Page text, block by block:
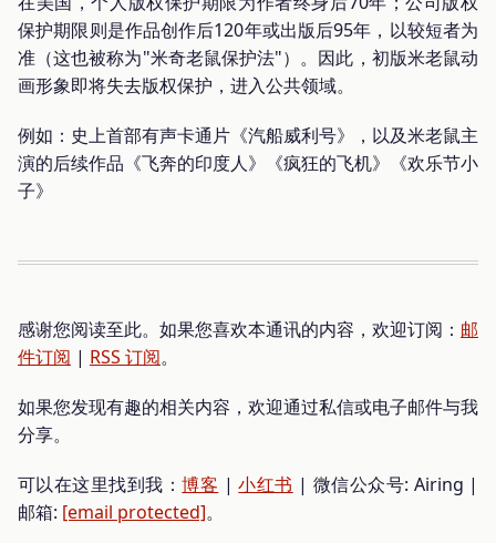
保护期限则是作品创作后120年或出版后95年，以较短者为
准（这也被称为"米奇老鼠保护法"）。因此，初版米老鼠动
画形象即将失去版权保护，进入公共领域。
例如：史上首部有声卡通片《汽船威利号》，以及米老鼠主
演的后续作品《飞奔的印度人》《疯狂的飞机》《欢乐节小
子》
感谢您阅读至此。如果您喜欢本通讯的内容，欢迎订阅： 邮
件订阅 | RSS 订阅。
如果您发现有趣的相关内容，欢迎通过私信或电子邮件与我
分享。
可以在这里找到我：博客 |小红书 | 微信公众号: Airing |
邮箱: [email protected]。